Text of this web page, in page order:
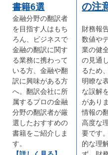
書籍6選
金融分野の翻訳者
を目指す人はもち
ろん、ビジネスで
金融の翻訳に関す
る業務に携わって
いる方、金融や翻
訳に興味がある方
へ。翻訳会社に所
属するプロの金融
分野の翻訳者が厳
選したおすすめの
書籍をご紹介しま
す。
の注
財務報
数値や
業の健
の見通
るため
明瞭な
な誤解
があり
情報の
高度な
要です
的な理